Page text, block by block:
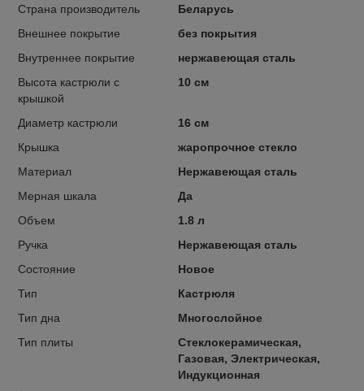
Страна производитель
Беларусь
Внешнее покрытие
без покрытия
Внутреннее покрытие
нержавеющая сталь
Высота кастрюли с
крышкой
10 см
Диаметр кастрюли
16 см
Крышка
жаропрочное стекло
Материал
Нержавеющая сталь
Мерная шкала
Да
Объем
1.8 л
Ручка
Нержавеющая сталь
Состояние
Новое
Тип
Кастрюля
Тип дна
Многослойное
Тип плиты
Стеклокерамическая,
Газовая, Электрическая,
Индукционная